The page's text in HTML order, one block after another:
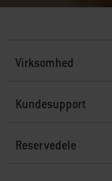
Virksomhed
Kundesupport
Reservedele